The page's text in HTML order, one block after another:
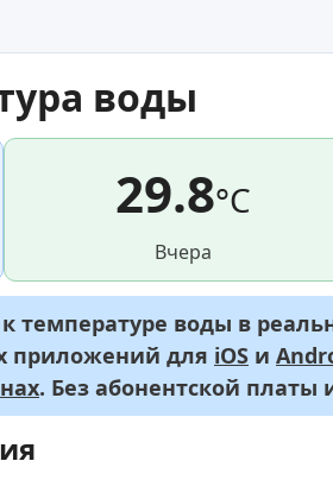
воды
29.8°C
Вчера
температуре воды в
приложений для iOS и
. Без абонентской